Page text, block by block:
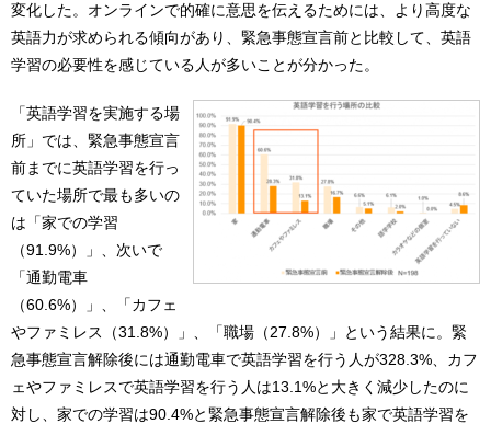
変化した。オンラインで的確に意思を伝えるためには、より高度な
英語力が求められる傾向があり、緊急事態宣言前と比較して、英語
学習の必要性を感じている人が多いことが分かった。
「英語学習を実施する場
所」では、緊急事態宣言
前までに英語学習を行っ
ていた場所で最も多いの
は「家での学習
（91.9%）」、次いで
「通勤電車
（60.6%）」、「カフェ
やファミレス（31.8%）」、「職場（27.8%）」という結果に。緊
急事態宣言解除後には通勤電車で英語学習を行う人が328.3%、カフ
ェやファミレスで英語学習を行う人は13.1%と大きく減少したのに
対し、家での学習は90.4%と緊急事態宣言解除後も家で英語学習を